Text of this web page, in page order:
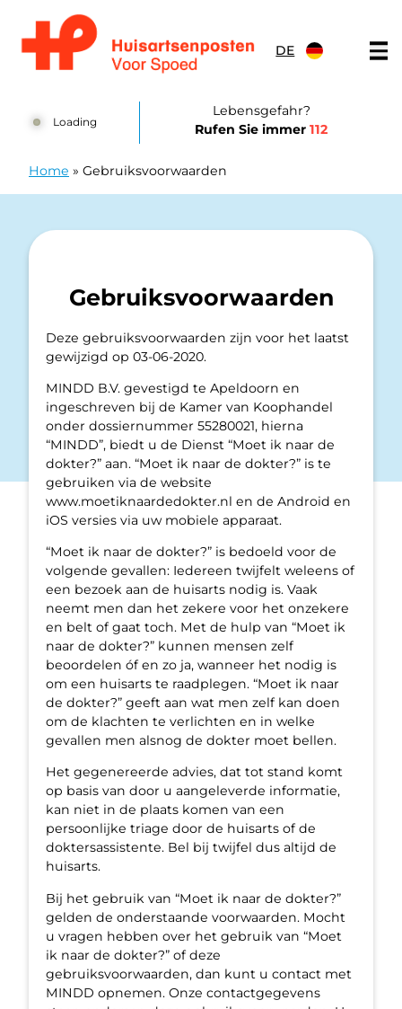
DE
Loading
Lebensgefahr?
Rufen Sie immer112
Home » Gebruiksvoorwaarden
Gebruiksvoorwaarden
Deze gebruiksvoorwaarden zijn voor het laatst
gewijzigd op 03-06-2020.
MINDD B.V. gevestigd te Apeldoorn en
ingeschreven bij de Kamer van Koophandel
onder dossiernummer 55280021, hierna
“MINDD”, biedt u de Dienst “Moet ik naar de
dokter?” aan. “Moet ik naar de dokter?” is te
gebruiken via de website
www.moetiknaardedokter.nl en de Android en
iOS versies via uw mobiele apparaat.
“Moet ik naar de dokter?” is bedoeld voor de
volgende gevallen: Iedereen twijfelt weleens of
een bezoek aan de huisarts nodig is. Vaak
neemt men dan het zekere voor het onzekere
en belt of gaat toch. Met de hulp van “Moet ik
naar de dokter?” kunnen mensen zelf
beoordelen óf en zo ja, wanneer het nodig is
om een huisarts te raadplegen. “Moet ik naar
de dokter?” geeft aan wat men zelf kan doen
om de klachten te verlichten en in welke
gevallen men alsnog de dokter moet bellen.
Het gegenereerde advies, dat tot stand komt
op basis van door u aangeleverde informatie,
kan niet in de plaats komen van een
persoonlijke triage door de huisarts of de
doktersassistente. Bel bij twijfel dus altijd de
huisarts.
Bij het gebruik van “Moet ik naar de dokter?”
gelden de onderstaande voorwaarden. Mocht
u vragen hebben over het gebruik van “Moet
ik naar de dokter?” of deze
gebruiksvoorwaarden, dan kunt u contact met
MINDD opnemen. Onze contactgegevens